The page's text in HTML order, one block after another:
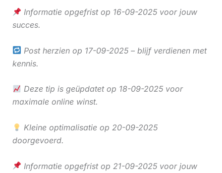
Informatie opgefrist op 16-09-2025 voor jouw
succes.
Post herzien op 17-09-2025 – blijf verdienen met
kennis.
Deze tip is geüpdatet op 18-09-2025 voor
maximale online winst.
Kleine optimalisatie op 20-09-2025
doorgevoerd.
Informatie opgefrist op 21-09-2025 voor jouw